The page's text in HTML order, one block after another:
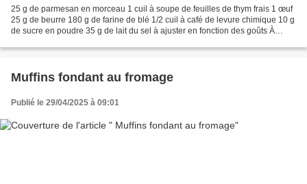
25 g de parmesan en morceau 1 cuil à soupe de feuilles de thym frais 1 œuf
25 g de beurre 180 g de farine de blé 1/2 cuil à café de levure chimique 10 g
de sucre en poudre 35 g de lait du sel à ajuster en fonction des goûts À
Muffins fondant au fromage
Publié le 29/04/2025 à 09:01